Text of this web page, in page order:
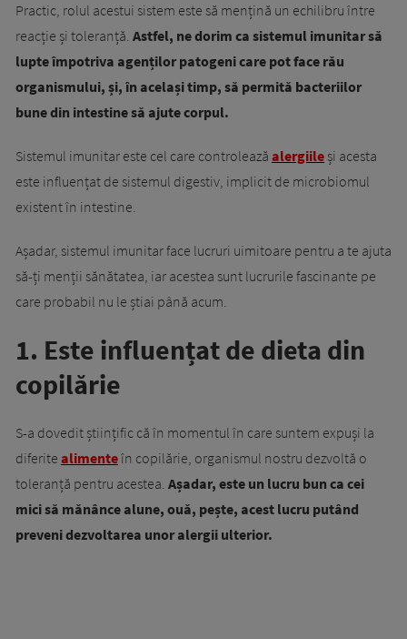
Practic, rolul acestui sistem este să mențină un echilibru între
reacție și toleranță. Astfel, ne dorim ca sistemul imunitar să
lupte împotriva agenților patogeni care pot face rău
organismului, și, în același timp, să permită bacteriilor
bune din intestine să ajute corpul.
Sistemul imunitar este cel care controlează alergiileși acesta
este influențat de sistemul digestiv, implicit de microbiomul
existent în intestine.
Așadar, sistemul imunitar face lucruri uimitoare pentru a te ajuta
să-ți menții sănătatea, iar acestea sunt lucrurile fascinante pe
care probabil nu le știai până acum.
1. Este influențat de dieta din
copilărie
S-a dovedit științific că în momentul în care suntem expuși la
diferite alimenteîn copilărie, organismul nostru dezvoltă o
toleranță pentru acestea. Așadar, este un lucru bun ca cei
mici să mănânce alune, ouă, pește, acest lucru putând
preveni dezvoltarea unor alergii ulterior.